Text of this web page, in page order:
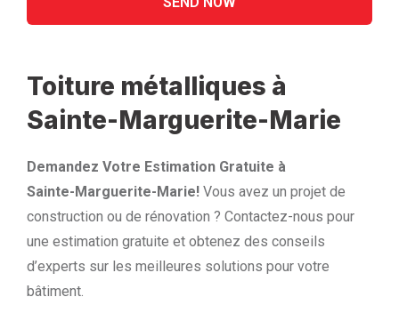
Toiture métalliques à
Sainte-Marguerite-Marie
Demandez Votre Estimation Gratuite à
Sainte-Marguerite-Marie! Vous avez un projet de
construction ou de rénovation ? Contactez-nous pour
une estimation gratuite et obtenez des conseils
d’experts sur les meilleures solutions pour votre
bâtiment.